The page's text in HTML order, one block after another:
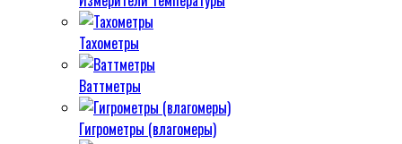
Тахометры
Ваттметры
Гигрометры (влагомеры)